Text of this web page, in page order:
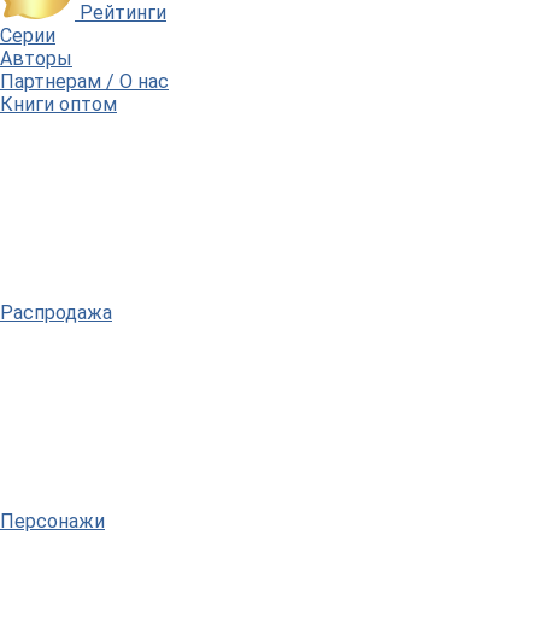
Рейтинги
Серии
Авторы
Партнерам / О нас
Книги оптом
Распродажа
Персонажи